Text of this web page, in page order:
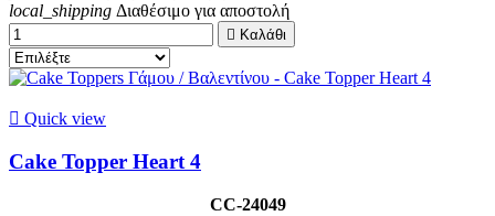
local_shipping Διαθέσιμο για αποστολή
 Καλάθι
 Quick view
Cake Topper Heart 4
CC-24049